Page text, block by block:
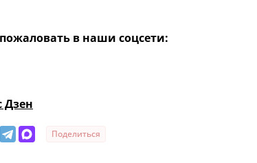
в наши соцсети:
Дзен
Поделиться